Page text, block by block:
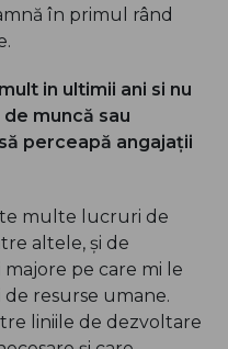
în primul rând
in ultimii ani si nu
muncă sau
perceapă angajații
multe lucruri de
altele, și de
pe care mi le
resurse umane.
liniile de dezvoltare